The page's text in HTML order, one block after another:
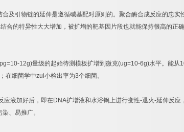
及引物链的延伸是遵循碱基配对原则的。聚合酶合成反应的忠实
合的特异性大大增加，被扩增的靶基因片段也就能保持很高的正
12g)量级的起始待测模板扩增到微克(ug=10-6g)水平。能从
；在细菌学中zui小检出率为3个细菌。
应液加好后，即在DNA扩增液和水浴锅上进行变性-退火-延伸反应
、易推广。